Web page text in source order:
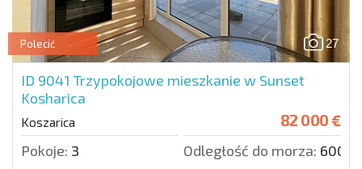
27
Polecić
ID 9041 Trzypokojowe mieszkanie w Sunset
Kosharica
Koszarica 82 000 €
Pokoje: 3 Odległość do morza: 6000